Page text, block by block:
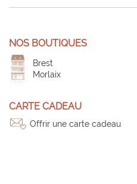
NOS BOUTIQUES
Brest
Morlaix
CARTE CADEAU
Offrir une carte cadeau